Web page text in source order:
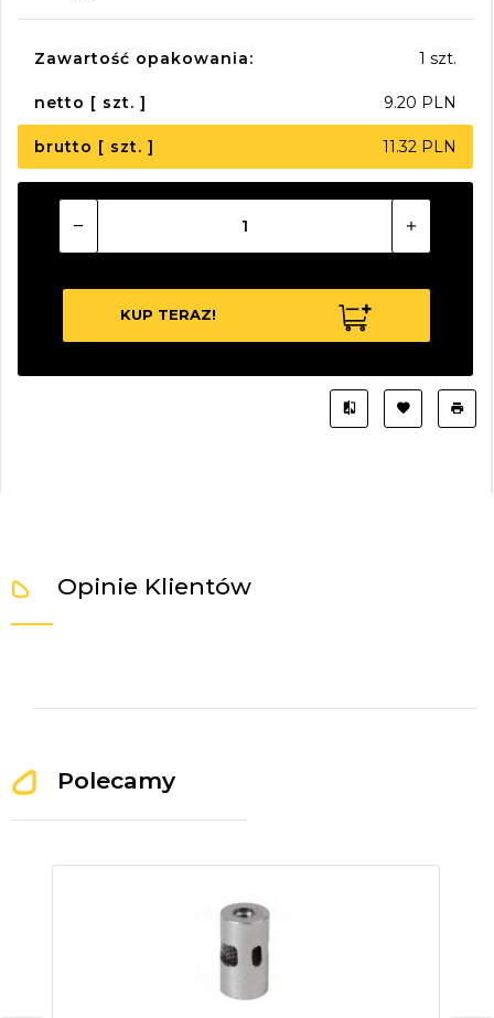
Zawartość opakowania: 1 szt.
netto [ szt. ] 9.20 PLN
brutto [ szt. ] 11.32 PLN
KUP TERAZ!
Opinie Klientów
Polecamy